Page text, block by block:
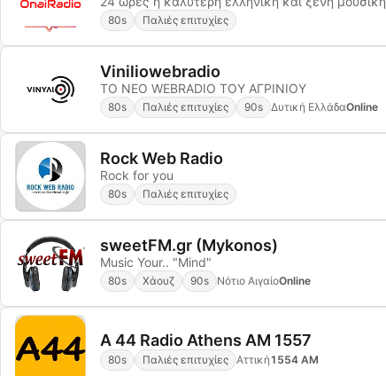
80s Παλιές επιτυχίες
Viniliowebradio
TO NEO WEBRADIO TOY ΑΓΡΙΝΙΟΥ
80s Παλιές επιτυχίες 90s Δυτική ΕλλάδαOnline
Rock Web Radio
Rock for you
80s Παλιές επιτυχίες
sweetFM.gr (Mykonos)
Music Your.. "Mind"
80s Χάουζ 90s Νότιο ΑιγαίοOnline
Α 44 Radio Athens AM 1557
80s Παλιές επιτυχίες Αττική1554 AM